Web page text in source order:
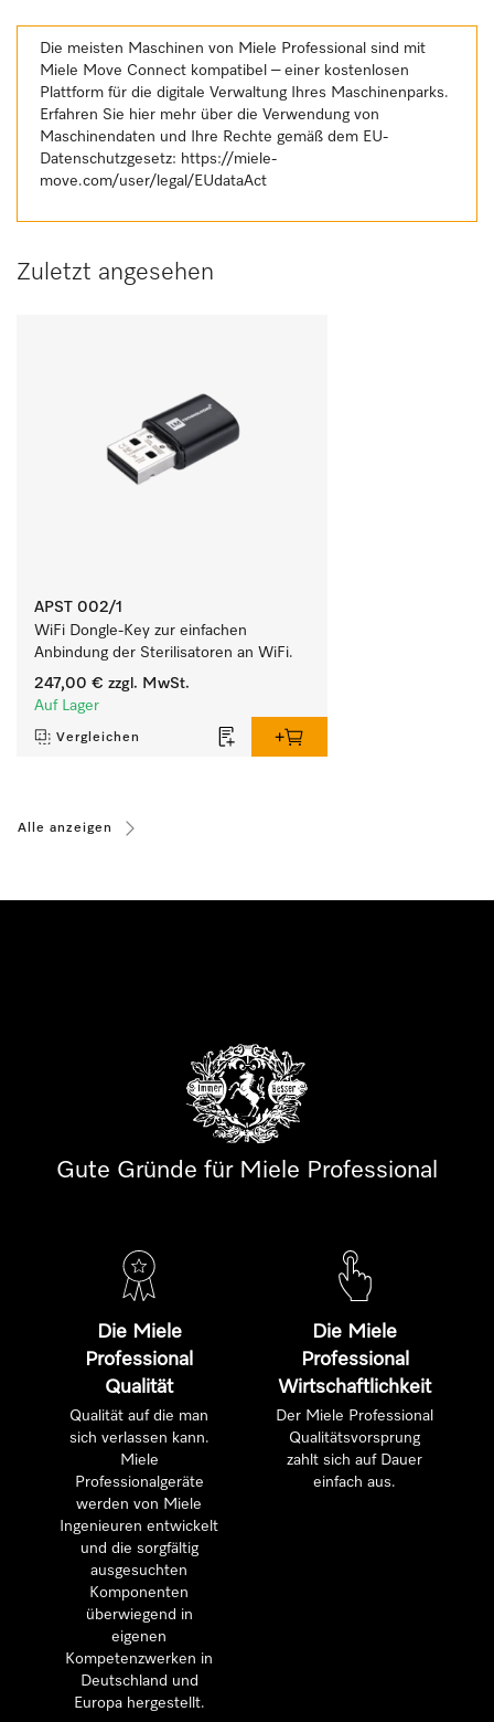
Die meisten Maschinen von Miele Professional sind mit
Miele Move Connect kompatibel – einer kostenlosen
Plattform für die digitale Verwaltung Ihres Maschinenparks.
Erfahren Sie hier mehr über die Verwendung von
Maschinendaten und Ihre Rechte gemäß dem EU-
Datenschutzgesetz: https://miele-
move.com/user/legal/EUdataAct
Zuletzt angesehen
APST 002/1
WiFi Dongle-Key zur einfachen
Anbindung der Sterilisatoren an WiFi.
247,00 € zzgl. MwSt.
Auf Lager
Vergleichen
Alle anzeigen
Gute Gründe für Miele Professional
Die Miele
Professional
Qualität
Qualität auf die man
sich verlassen kann.
Miele
Professionalgeräte
werden von Miele
Ingenieuren entwickelt
und die sorgfältig
ausgesuchten
Komponenten
überwiegend in
eigenen
Kompetenzwerken in
Deutschland und
Europa hergestellt.
Die Miele
Professional
Wirtschaftlichkeit
Der Miele Professional
Qualitätsvorsprung
zahlt sich auf Dauer
einfach aus.